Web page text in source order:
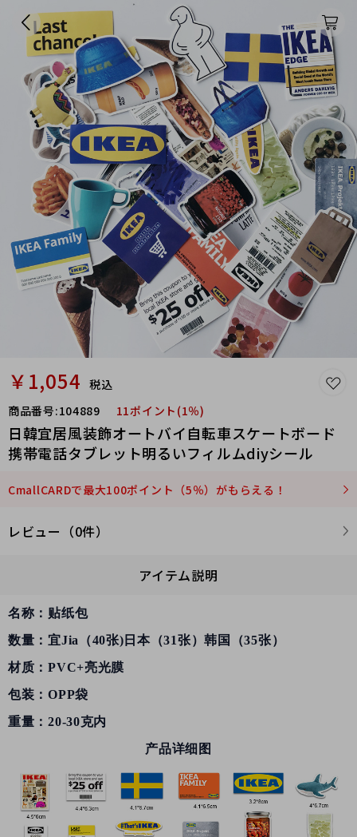
￥1,054 税込
商品番号:104889 11ポイント(1％)
日韓宜居風装飾オートバイ自転車スケートボード
携帯電話タブレット明るいフィルムdiyシール
CmallCARDで最大100ポイント（5％）がもらえる！
レビュー（0件）
アイテム説明
名称：贴纸包
数量：宜Jia（40张)日本（31张）韩国（35张）
材质：PVC+亮光膜
包装：OPP袋
重量：20-30克内
产品详细图